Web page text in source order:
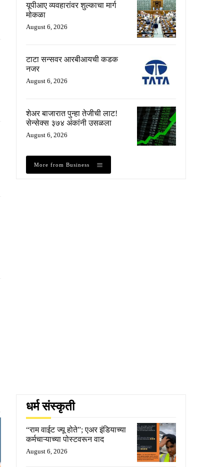
यूपीआए व्यवहारांवर शुल्काचा मार्ग
मोकळा
August 6, 2026
टाटा सन्सवर आरबीआयची कडक
नजर
August 6, 2026
शेअर बाजारात पुन्हा तेजीची लाट!
सेन्सेक्स ३७४ अंकांनी उसळला
August 6, 2026
More from Business
धर्म संस्कृती
“राम वाईट ज्यू होते”; एअर इंडियाच्या
कर्मचाऱ्याच्या पोस्टवरून वाद
August 6, 2026